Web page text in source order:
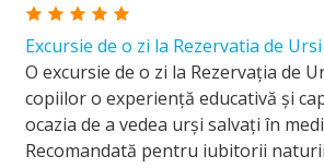
Excursie de o zi la Rezervatia de
O excursie de o zi la Rezervația de
copiilor o experiență educativă și
ocazia de a vedea urși salvați în
Recomandată pentru iubitorii